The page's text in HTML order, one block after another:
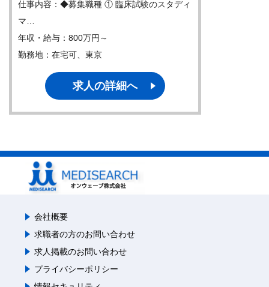
仕事内容：◆募集職種 ① 臨床試験のスタディ
マ…
年収・給与：800万円～
勤務地：在宅可、東京
求人の詳細へ
会社概要
求職者の方のお問い合わせ
求人掲載のお問い合わせ
プライバシーポリシー